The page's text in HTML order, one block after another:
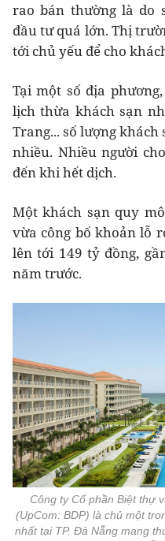
rao bán thường là do
đầu tư quá lớn. Thị
tới chủ yếu để cho
Tại một số địa
lịch thừa khách sạn
Trang... số lượng
nhiều. Nhiều người
đến khi hết dịch.
Một khách sạn quy
vừa công bố khoản lỗ
lên tới 149 tỷ đồng,
năm trước.
Công ty Cổ phần Biệt thự
(UpCom: BDP) là chủ một
nhất tại TP. Đà Nẵng mang